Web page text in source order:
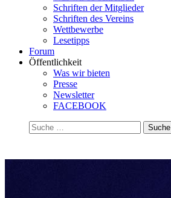
Schriften der Mitglieder
Schriften des Vereins
Wettbewerbe
Lesetipps
Forum
Öffentlichkeit
Was wir bieten
Presse
Newsletter
FACEBOOK
Suchen